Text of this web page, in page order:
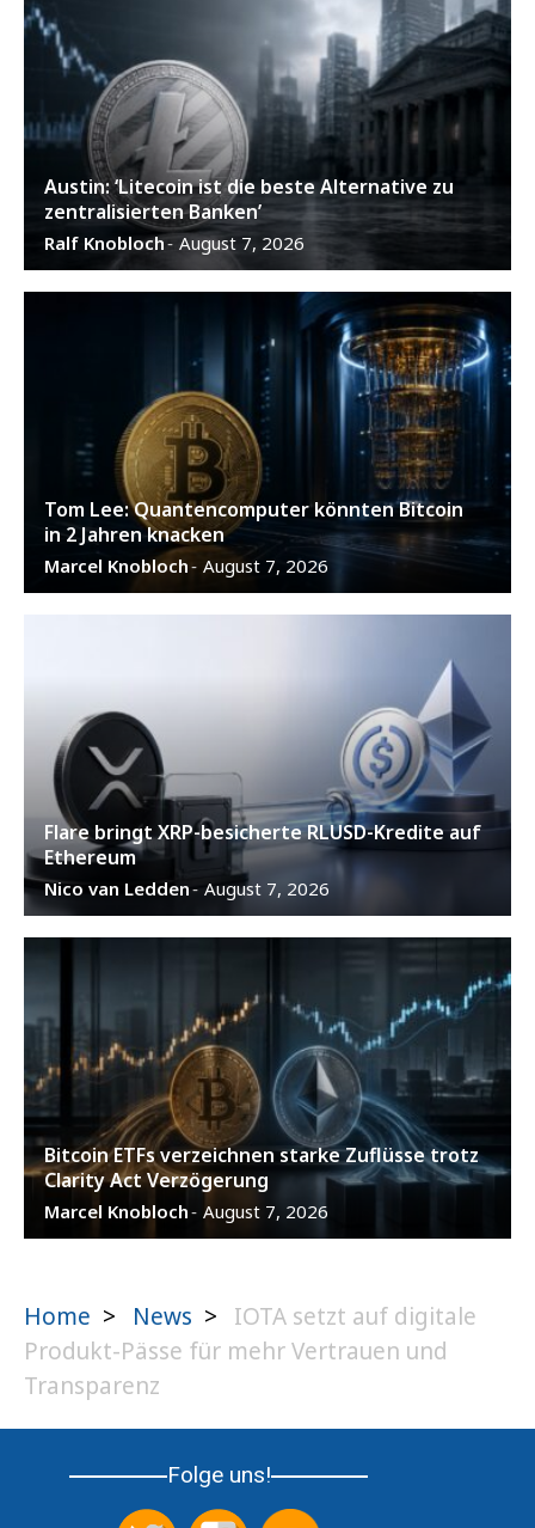
Austin: ‘Litecoin ist die beste Alternative zu
zentralisierten Banken’
Ralf Knobloch- August 7, 2026
Tom Lee: Quantencomputer könnten Bitcoin
in 2 Jahren knacken
Marcel Knobloch- August 7, 2026
Flare bringt XRP-besicherte RLUSD-Kredite auf
Ethereum
Nico van Ledden- August 7, 2026
Bitcoin ETFs verzeichnen starke Zuflüsse trotz
Clarity Act Verzögerung
Marcel Knobloch- August 7, 2026
Home > News >
IOTA setzt auf digitale
Produkt-Pässe für mehr Vertrauen und
Transparenz
Folge uns!